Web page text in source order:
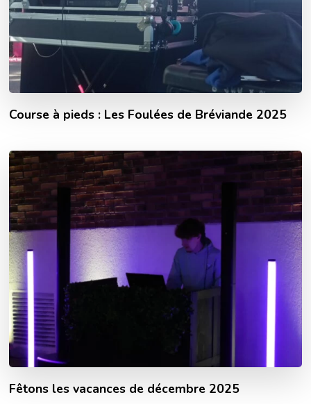
Course à pieds : Les Foulées de Bréviande 2025
Fêtons les vacances de décembre 2025